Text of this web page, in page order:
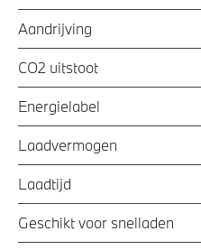
Aandrijving
CO2 uitstoot
Energielabel
Laadvermogen
Laadtijd
Geschikt voor snelladen